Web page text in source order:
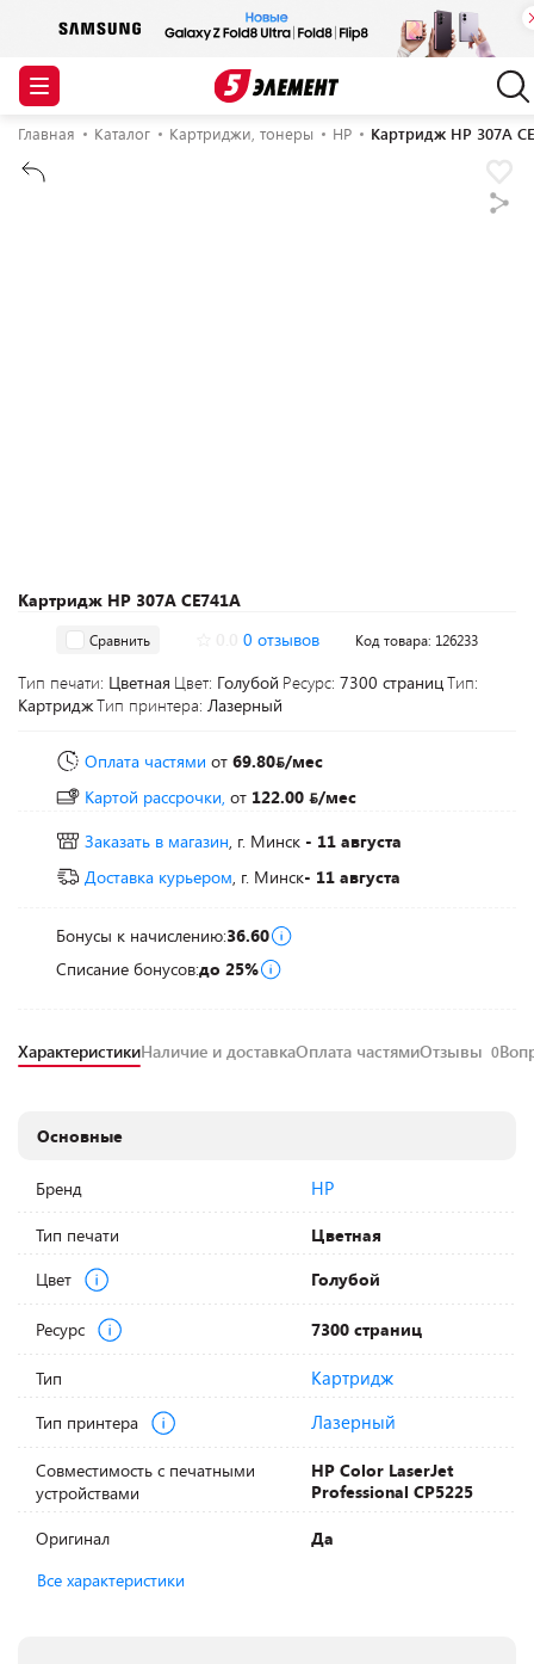
Главная Каталог Картриджи, тонеры HP Картридж HP 307A
Картридж HP 307A CE741A
Сравнить 0 отзывов Код товара: 126233
Тип печати: Цветная Цвет: Голубой Ресурс: 7300 страницТип:
КартриджТип принтера: Лазерный
Оплата частями от 69.80 /мес
Картой рассрочки, от 122.00
/мес
Заказать в магазин, г. Минск - 11 августа
Доставка курьером, г. Минск- 11 августа
Бонусы к начислению:36.60
Списание бонусов:до 25%
ХарактеристикиНаличие и доставкаОплата частямиОтзывы 0
Основные
Бренд HP
Тип печати
Цветная
Цвет
Голубой
Ресурс 7300 страниц
Тип Картридж
Тип принтера Лазерный
Совместимость с печатными
устройствами
HP Color LaserJet
Professional CP5225
Оригинал
Да
Все характеристики